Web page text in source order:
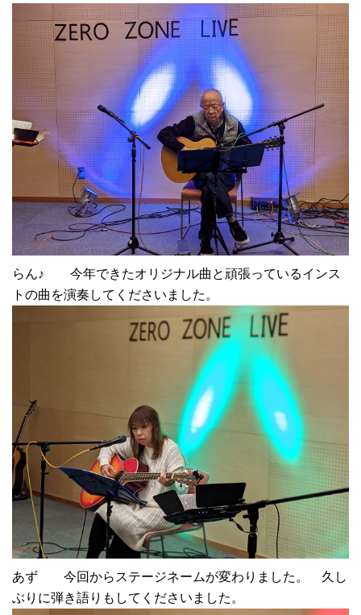
らん♪ 今年できたオリジナル曲と頑張っているインス
トの曲を演奏してくださいました。
あず 今回からステージネームが変わりました。 久し
ぶりに弾き語りもしてくださいました。